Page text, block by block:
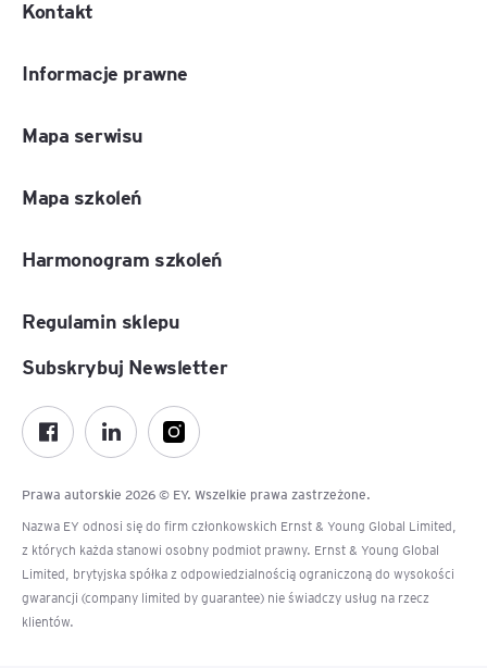
Kontakt
Informacje prawne
Mapa serwisu
Mapa szkoleń
Harmonogram szkoleń
Regulamin sklepu
Prawa autorskie 2026 © EY. Wszelkie prawa zastrzeżone.
Nazwa EY odnosi się do firm członkowskich Ernst & Young Global Limited,
z których każda stanowi osobny podmiot prawny. Ernst & Young Global
Limited, brytyjska spółka z odpowiedzialnością ograniczoną do wysokości
gwarancji (company limited by guarantee) nie świadczy usług na rzecz
klientów.
Subskrybuj Newsletter